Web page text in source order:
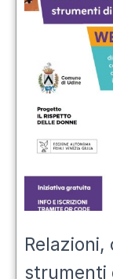
strumenti